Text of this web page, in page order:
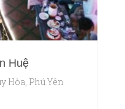
Huệ
Hòa, Phú Yên